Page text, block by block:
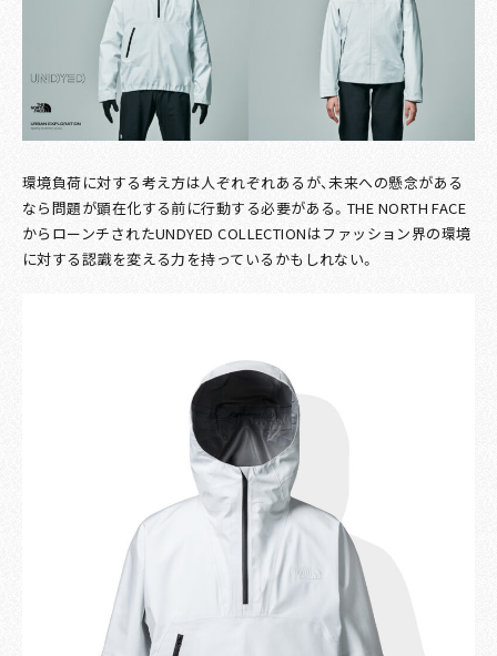
環境負荷に対する考え方は人ぞれぞれあるが、未来への懸念がある
なら問題が顕在化する前に行動する必要がある。THE NORTH FACE
からローンチされたUNDYED COLLECTIONはファッション界の環境
に対する認識を変える力を持っているかもしれない。